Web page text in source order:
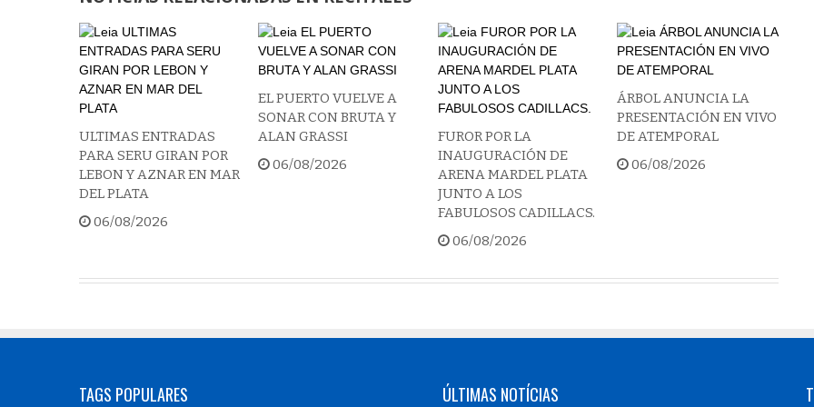
ULTIMAS ENTRADAS
PARA SERU GIRAN POR
LEBON Y AZNAR EN MAR
DEL PLATA
06/08/2026
EL PUERTO VUELVE A
SONAR CON BRUTA Y
ALAN GRASSI
06/08/2026
FUROR POR LA
INAUGURACIÓN DE
ARENA MARDEL PLATA
JUNTO A LOS
FABULOSOS CADILLACS.
06/08/2026
ÁRBOL ANUNCIA LA
PRESENTACIÓN EN VIVO
DE ATEMPORAL
06/08/2026
TAGS POPULARES ÚLTIMAS NOTÍCIAS